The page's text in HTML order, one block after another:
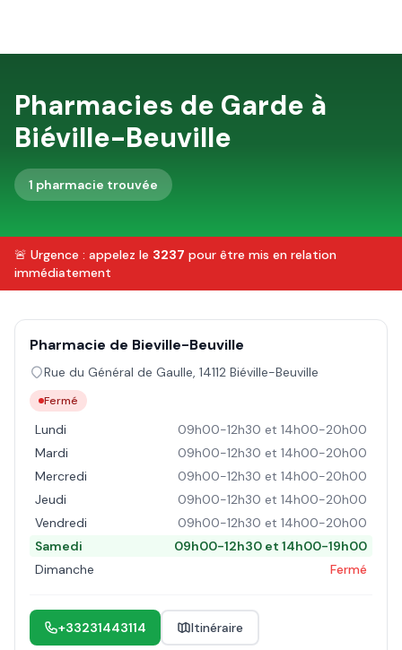
Pharmacies de Garde à
Biéville-Beuville
1 pharmacie trouvée
🚨 Urgence : appelez le 3237 pour être mis en relation
immédiatement
Pharmacie de Bieville-Beuville
Rue du Général de Gaulle, 14112 Biéville-Beuville
Fermé
Lundi
09h00-12h30 et 14h00-20h00
Mardi
09h00-12h30 et 14h00-20h00
Mercredi
09h00-12h30 et 14h00-20h00
Jeudi
09h00-12h30 et 14h00-20h00
Vendredi
09h00-12h30 et 14h00-20h00
Samedi
09h00-12h30 et 14h00-19h00
Dimanche
Fermé
+33231443114 Itinéraire